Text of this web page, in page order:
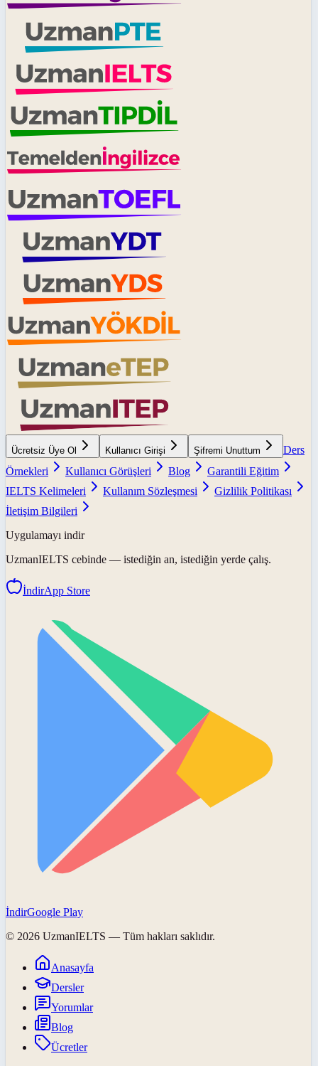
Ücretsiz Üye Ol Kullanıcı Girişi Şifremi Unuttum
Ders
Örnekleri
Kullanıcı Görüşleri Blog
Garantili Eğitim
IELTS Kelimeleri
Kullanım Sözleşmesi
Gizlilik Politikası
İletişim Bilgileri
Uygulamayı indir
UzmanIELTS cebinde — istediğin an, istediğin yerde çalış.
İndirApp Store
İndirGoogle Play
© 2026 UzmanIELTS — Tüm hakları saklıdır.
Anasayfa
Dersler
Yorumlar
Blog
Ücretler